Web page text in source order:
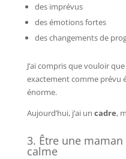
des imprévus
des émotions fortes
des changements de
J’ai compris que vouloir
exactement comme prévu
énorme.
Aujourd’hui, j’ai un cadre,
3. Être une
calme